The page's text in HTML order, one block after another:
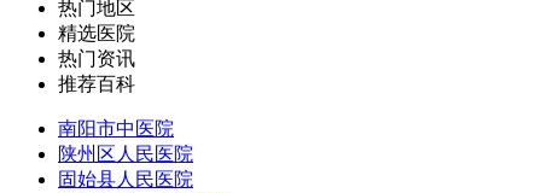
热门地区
精选医院
热门资讯
推荐百科
南阳市中医院
陕州区人民医院
固始县人民医院